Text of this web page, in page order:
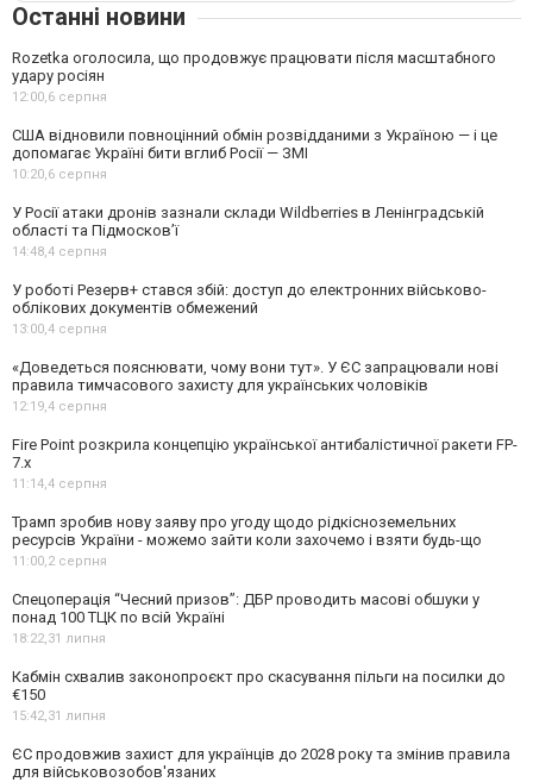
Останні новини
Rozetka оголосила, що продовжує працювати після масштабного
удару росіян
12:00,6 серпня
США відновили повноцінний обмін розвідданими з Україною — і це
допомагає Україні бити вглиб Росії — ЗМІ
10:20,6 серпня
У Росії атаки дронів зазнали склади Wildberries в Ленінградській
області та Підмосков’ї
14:48,4 серпня
У роботі Резерв+ стався збій: доступ до електронних військово-
облікових документів обмежений
13:00,4 серпня
«Доведеться пояснювати, чому вони тут». У ЄС запрацювали нові
правила тимчасового захисту для українських чоловіків
12:19,4 серпня
Fire Point розкрила концепцію української антибалістичної ракети FP-
7.x
11:14,4 серпня
Трамп зробив нову заяву про угоду щодо рідкісноземельних
ресурсів України - можемо зайти коли захочемо і взяти будь-що
11:00,2 серпня
Спецоперація “Чесний призов”: ДБР проводить масові обшуки у
понад 100 ТЦК по всій Україні
18:22,31 липня
Кабмін схвалив законопроєкт про скасування пільги на посилки до
€150
15:42,31 липня
ЄС продовжив захист для українців до 2028 року та змінив правила
для військовозобов'язаних